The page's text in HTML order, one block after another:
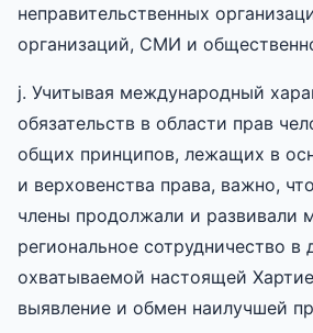
неправительственных
организаций, СМИ и
j. Учитывая международный
обязательств в области прав
общих принципов, лежащих в
и верховенства права, важно,
члены продолжали и развивали
региональное сотрудничество в
охватываемой настоящей
выявление и обмен наилучшей